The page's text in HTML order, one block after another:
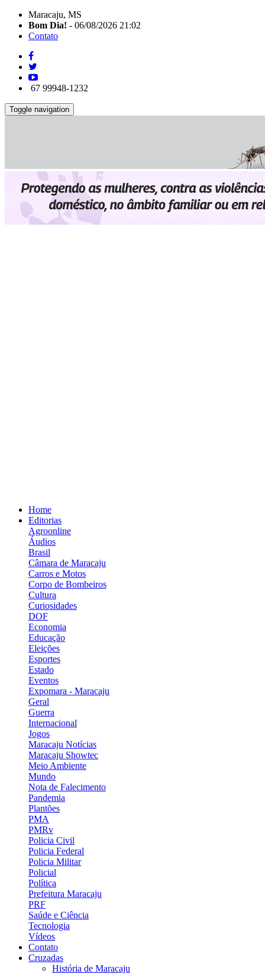
Maracaju, MS
Bom Dia! - 06/08/2026 21:02
Contato
67 99948-1232
Toggle navigation
Home
Editorias
Agroonline
Áudios
Brasil
Câmara de Maracaju
Carros e Motos
Corpo de Bombeiros
Cultura
Curiosidades
DOF
Economia
Educação
Eleições
Esportes
Estado
Eventos
Expomara - Maracaju
Geral
Guerra
Internacional
Jogos
Maracaju Notícias
Maracaju Showtec
Meio Ambiente
Mundo
Nota de Falecimento
Pandemia
Plantões
PMA
PMRv
Policia Civil
Policia Federal
Policia Militar
Policial
Política
Prefeitura Maracaju
PRF
Saúde e Ciência
Tecnologia
Vídeos
Contato
Cruzadas
História de Maracaju